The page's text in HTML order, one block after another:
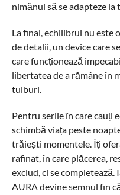
nimănui să se adapteze la
La final, echilibrul nu este
de detalii, un device care
care funcționează
libertatea de a rămâne în
tulburi.
Pentru serile în care cauți
schimbă viața peste
trăiești momentele. Îți
rafinat, în care plăcerea,
exclud, ci se completează.
AURA devine semnul fin